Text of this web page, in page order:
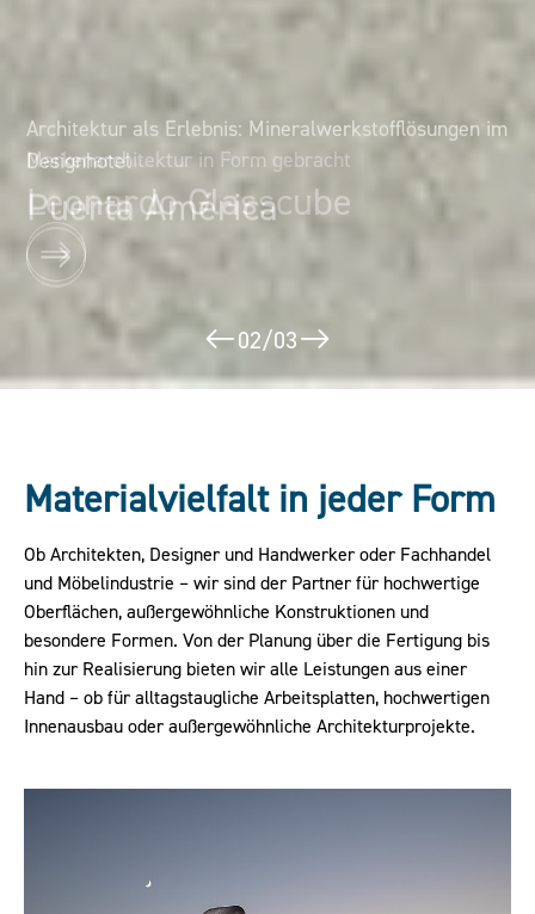
Markenarchitektur in Form gebracht
Leonardo Glasscube
Architektur als Erlebnis: Mineralwerkstofflösungen im
Designhotel
Puerta América
02/03
Materialvielfalt in jeder Form
Ob Architekten, Designer und Handwerker oder Fachhandel
und Möbelindustrie – wir sind der Partner für hochwertige
Oberflächen, außergewöhnliche Konstruktionen und
besondere Formen. Von der Planung über die Fertigung bis
hin zur Realisierung bieten wir alle Leistungen aus einer
Hand – ob für alltagstaugliche Arbeitsplatten, hochwertigen
Innenausbau oder außergewöhnliche Architekturprojekte.